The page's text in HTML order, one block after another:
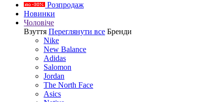
Розпродаж
Новинки
Чоловіче
Взуття Переглянути все Бренди
Nike
New Balance
Adidas
Salomon
Jordan
The North Face
Asics